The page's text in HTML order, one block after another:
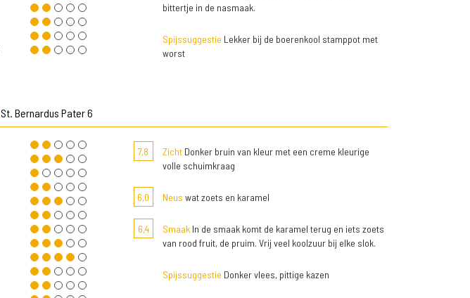
bittertje in de nasmaak.
Spijssuggestie Lekker bij de boerenkool stamppot met
worst
St. Bernardus Pater 6
7,8 ZichtDonker bruin van kleur met een creme kleurige
volle schuimkraag
6,0 Neus wat zoets en karamel
6,4 SmaakIn de smaak komt de karamel terug en iets zoets
van rood fruit, de pruim. Vrij veel koolzuur bij elke slok.
Spijssuggestie Donker vlees, pittige kazen